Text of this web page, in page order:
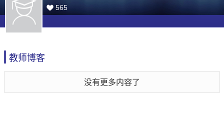
565
教师博客
没有更多内容了